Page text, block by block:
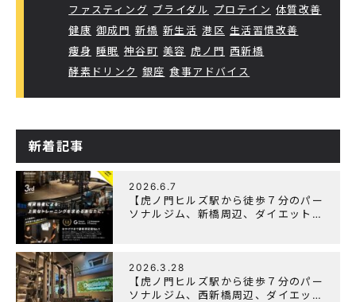
ファスティング ブライダル プロテイン 体質改善
健康 御成門 新橋 新生活 港区 生活習慣改善
痩身 睡眠 神谷町 美容 虎ノ門 西新橋
酵素ドリンク 銀座 食事アドバイス
新着記事
2026.6.7
【虎ノ門ヒルズ駅から徒歩７分のパー
ソナルジム、新橋周辺、ダイエットに
2026.3.28
【虎ノ門ヒルズ駅から徒歩７分のパー
ソナルジム、西新橋周辺、ダイエット